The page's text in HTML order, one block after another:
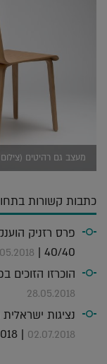
מעצב גם רהיטים (צילום Helene Hilaire)
כתבות קשורות
פרס רזניק
40/40 |
הוכרזו הזוכים
28.05.2018
| 02.07.2018